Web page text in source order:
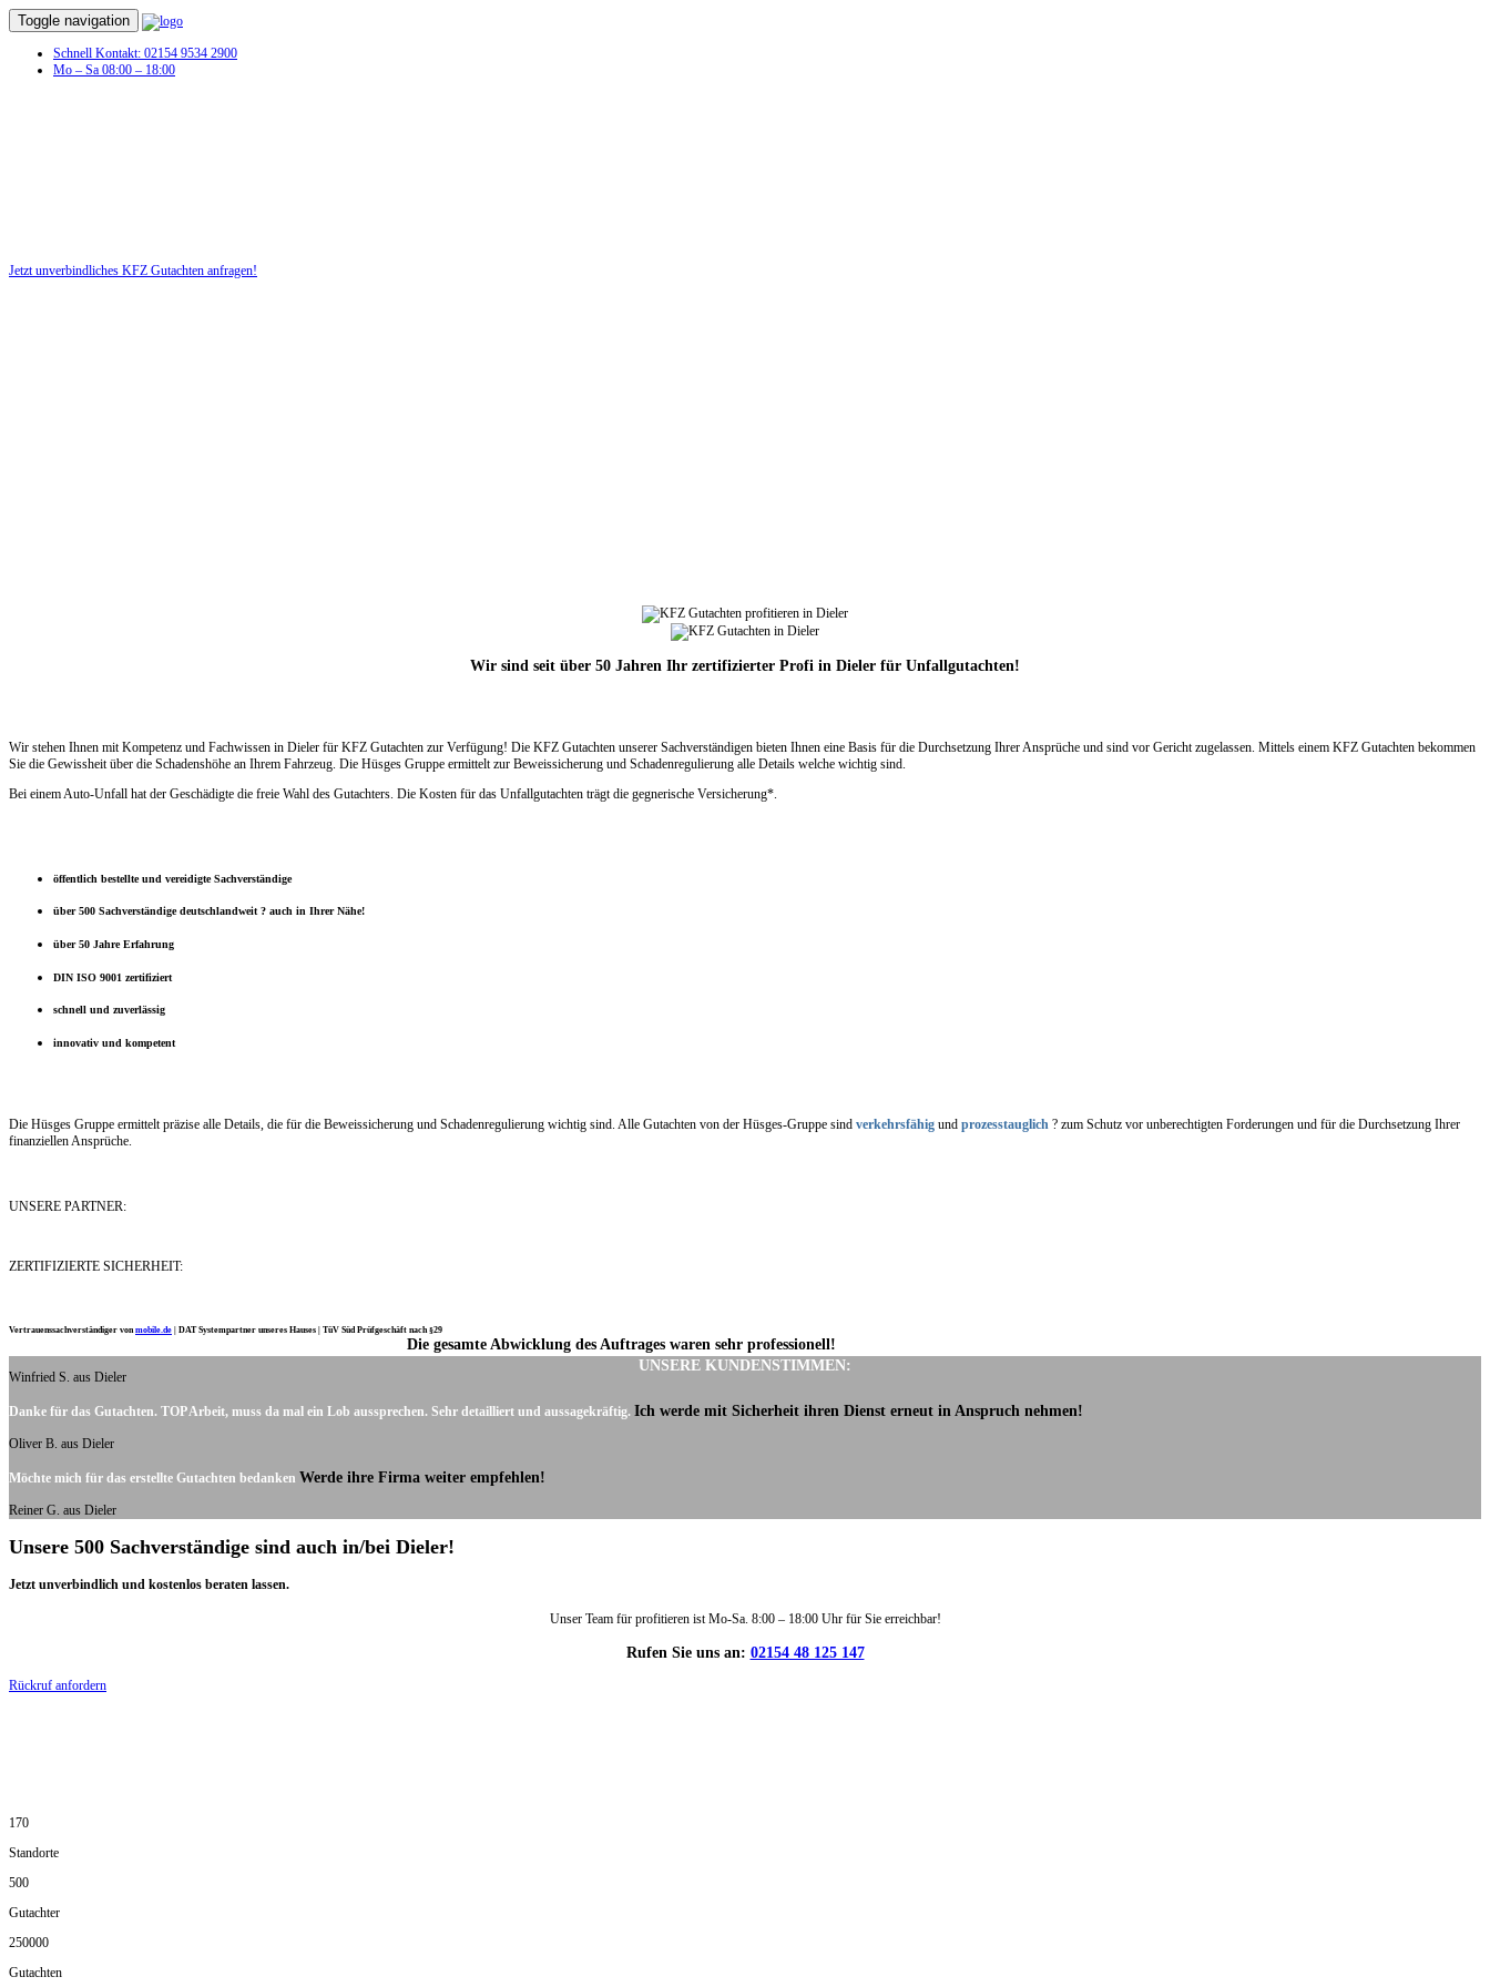
Toggle navigation
Schnell Kontakt: 02154 9534 2900
Mo – Sa 08:00 – 18:00
Jetzt unverbindliches KFZ Gutachten anfragen!
Wir sind seit über 50 Jahren Ihr zertifizierter Profi in Dieler für Unfallgutachten!
Wir stehen Ihnen mit Kompetenz und Fachwissen in Dieler für KFZ Gutachten zur Verfügung! Die KFZ Gutachten unserer Sachverständigen bieten Ihnen eine Basis für die Durchsetzung Ihrer Ansprüche und sind vor Gericht zugelassen. Mittels einem KFZ Gutachten bekommen
Sie die Gewissheit über die Schadenshöhe an Ihrem Fahrzeug. Die Hüsges Gruppe ermittelt zur Beweissicherung und Schadenregulierung alle Details welche wichtig sind.
Bei einem Auto-Unfall hat der Geschädigte die freie Wahl des Gutachters. Die Kosten für das Unfallgutachten trägt die gegnerische Versicherung*.
öffentlich bestellte und vereidigte Sachverständige
über 500 Sachverständige deutschlandweit ? auch in Ihrer Nähe!
über 50 Jahre Erfahrung
DIN ISO 9001 zertifiziert
schnell und zuverlässig
innovativ und kompetent
Die Hüsges Gruppe ermittelt präzise alle Details, die für die Beweissicherung und Schadenregulierung wichtig sind. Alle Gutachten von der Hüsges-Gruppe sind verkehrsfähig und prozesstauglich ? zum Schutz vor unberechtigten Forderungen und für die Durchsetzung Ihrer
finanziellen Ansprüche.
UNSERE PARTNER:
ZERTIFIZIERTE SICHERHEIT:
Vertrauenssachverständiger vonmobile.de DAT Systempartner unseres Hauses | TüV Süd Prüfgeschäft nach §29
UNSERE KUNDENSTIMMEN:
Die gesamte Abwicklung des Auftrages waren sehr professionell!
Winfried S. aus Dieler
Danke für das Gutachten. TOP Arbeit, muss da mal ein Lob aussprechen. Sehr detailliert und aussagekräftig. Ich werde mit Sicherheit ihren Dienst erneut in Anspruch nehmen!
Oliver B. aus Dieler
Möchte mich für das erstellte Gutachten bedanken Werde ihre Firma weiter empfehlen!
Reiner G. aus Dieler
Unsere 500 Sachverständige sind auch in/bei Dieler!
Jetzt unverbindlich und kostenlos beraten lassen.
Unser Team für profitieren ist Mo-Sa. 8:00 – 18:00 Uhr für Sie erreichbar!
Rufen Sie uns an: 02154 48 125 147
Rückruf anfordern
170
Standorte
500
Gutachter
250000
Gutachten